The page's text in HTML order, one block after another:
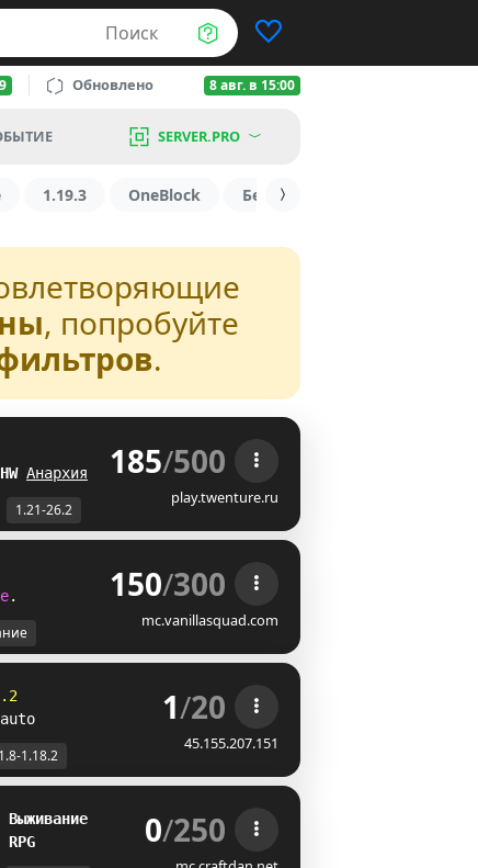
Поиск
Обновлено 8 авг. в 15:00
SERVER.PRO
1.19.3 OneBlock БедВарс
, попробуйте
.
HT Анархия 185/500
play.twenture.ru
1.21-26.2
е. 150/300
mc.vanillasquad.com
auto
1/20
45.155.207.151
1.8-1.18.2
Выживание
RPG 0/250